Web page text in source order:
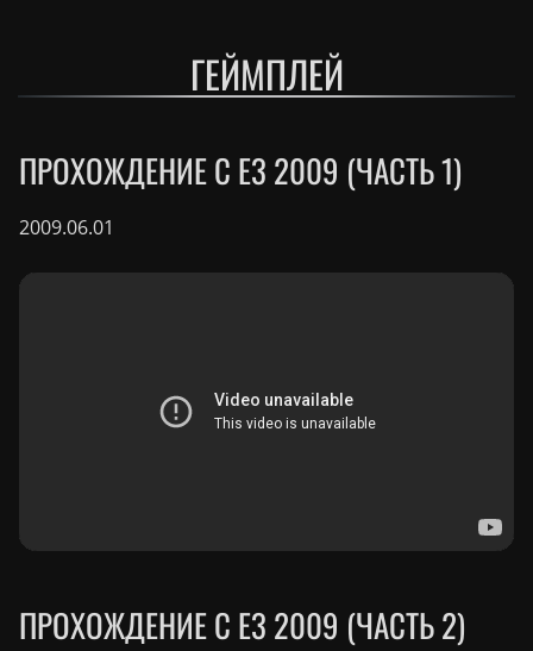
ГЕЙМПЛЕЙ
ПРОХОЖДЕНИЕ С E3 2009 (ЧАСТЬ 1)
2009.06.01
ПРОХОЖДЕНИЕ С E3 2009 (ЧАСТЬ 2)